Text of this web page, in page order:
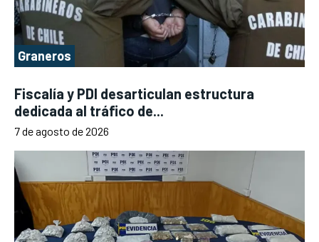
Graneros
Fiscalía y PDI desarticulan estructura
dedicada al tráfico de...
7 de agosto de 2026